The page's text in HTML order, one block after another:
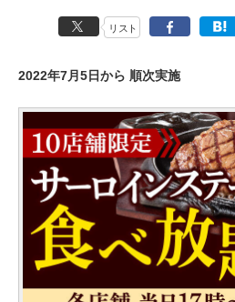
リスト
2022年7月5日から 順次実施